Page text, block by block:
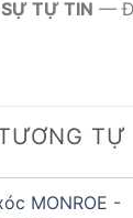
TỰ TIN —
TỰ